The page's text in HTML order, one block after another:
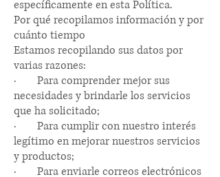
específicamente en esta Política.
Por qué recopilamos información y por
cuánto tiempo
Estamos recopilando sus datos por
varias razones:
·
Para comprender mejor sus
necesidades y brindarle los servicios
que ha solicitado;
·
Para cumplir con nuestro interés
legítimo en mejorar nuestros servicios
y productos;
·
Para enviarle correos electrónicos